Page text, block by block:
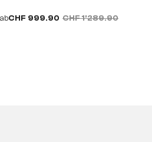
abCHF 999.90 CHF 1’289.90